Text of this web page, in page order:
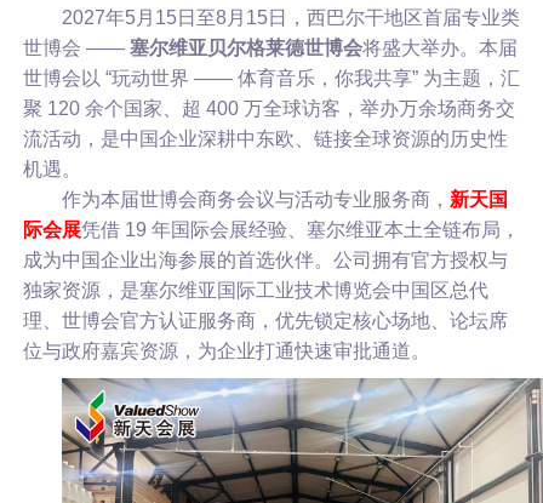
2027年5月15日至8月15日，西巴尔干地区首届专业类
世博会 —— 塞尔维亚 贝尔格莱德世博会将盛大举办。本届
世博会以 “玩动世界 —— 体育音乐，你我共享” 为主题，汇
聚 120 余个国家、超 400 万全球访客，举办万余场商务交
流活动，是中国企业深耕中东欧、链接全球资源的历史性
机遇。
作为本届世博会商务会议与活动专业服务商， 新天国
际会展凭借 19 年国际会展经验、塞尔维亚本土全链布局，
成为中国企业出海参展的首选伙伴。公司拥有官方授权与
独家资源，是塞尔维亚国际工业技术博览会中国区总代
理、世博会官方认证服务商，优先锁定核心场地、论坛席
位与政府嘉宾资源，为企业打通快速审批通道。